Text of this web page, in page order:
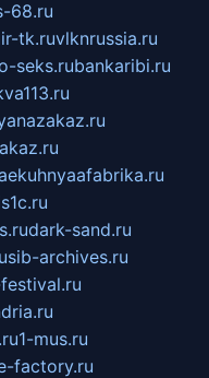
68.ru
tk.ruvlknrussia.ru
seks.rubankaribi.ru
dark-sand.ru
sib-archives.ru
1-mus.ru
factory.ru